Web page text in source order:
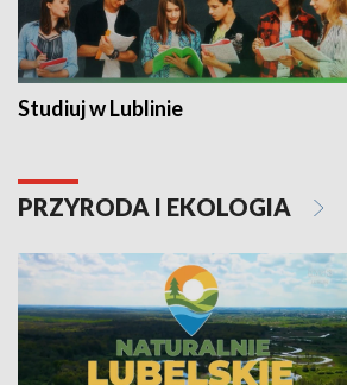
Studiuj w Lublinie
PRZYRODA I EKOLOGIA